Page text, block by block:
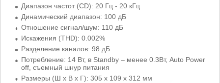
Диапазон частот (CD): 20 Гц - 20 кГц
Динамический диапазон: 100 дБ
Отношение сигнал/шум: 110 дБ
Искажения (THD): 0.002%
Разделение каналов: 98 дБ
Потребление: 14 Вт, в Standby – менее 0.3Вт, Auto Power
off, съемный шнур питания
Размеры (Ш x В x Г): 305 х 109 x 312 мм